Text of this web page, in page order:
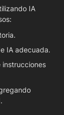
IA
IA adecuada.
instrucciones